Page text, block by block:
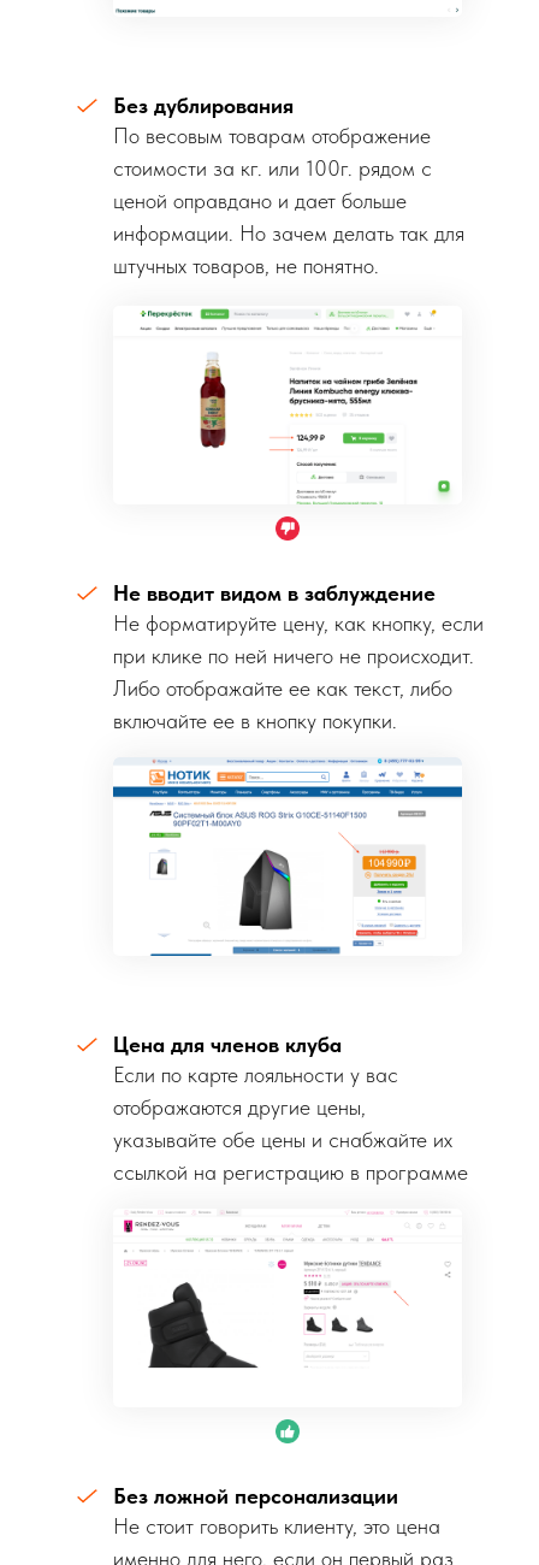
Без дублирования
По весовым товарам отображение
стоимости за кг. или 100г. рядом с
ценой оправдано и дает больше
информации. Но зачем делать так для
штучных товаров, не понятно.
Не вводит видом в заблуждение
Не форматируйте цену, как кнопку, если
при клике по ней ничего не происходит.
Либо отображайте ее как текст, либо
включайте ее в кнопку покупки.
Цена для членов клуба
Если по карте лояльности у вас
отображаются другие цены,
указывайте обе цены и снабжайте их
ссылкой на регистрацию в программе
Без ложной персонализации
Не стоит говорить клиенту, это цена
именно для него, если он первый раз